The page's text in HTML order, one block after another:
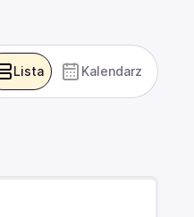
Lista Kalendarz